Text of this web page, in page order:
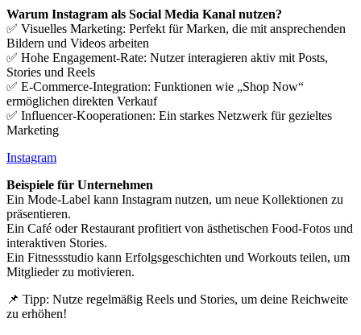
Warum Instagram als Social Media Kanal nutzen?
✅ Visuelles Marketing: Perfekt für Marken, die mit ansprechenden
Bildern und Videos arbeiten
✅ Hohe Engagement-Rate: Nutzer interagieren aktiv mit Posts,
Stories und Reels
✅ E-Commerce-Integration: Funktionen wie „Shop Now“
ermöglichen direkten Verkauf
✅ Influencer-Kooperationen: Ein starkes Netzwerk für gezieltes
Marketing
Instagram
Beispiele für Unternehmen
Ein Mode-Label kann Instagram nutzen, um neue Kollektionen zu
präsentieren.
Ein Café oder Restaurant profitiert von ästhetischen Food-Fotos und
interaktiven Stories.
Ein Fitnessstudio kann Erfolgsgeschichten und Workouts teilen, um
Mitglieder zu motivieren.
📌 Tipp: Nutze regelmäßig Reels und Stories, um deine Reichweite
zu erhöhen!